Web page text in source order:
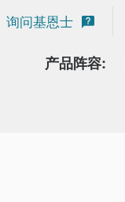
询问基恩士
产品阵容: